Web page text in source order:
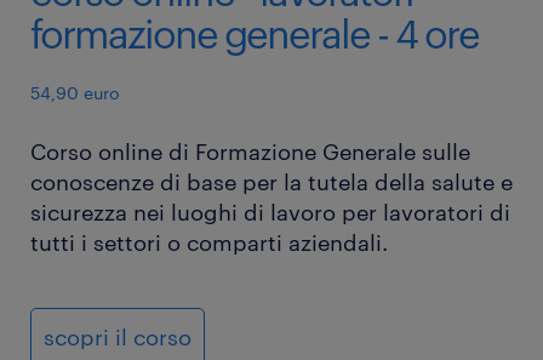
formazione generale - 4 ore
54,90 euro
Corso online di Formazione Generale sulle
conoscenze di base per la tutela della salute e
sicurezza nei luoghi di lavoro per lavoratori di
tutti i settori o comparti aziendali.
scopri il corso